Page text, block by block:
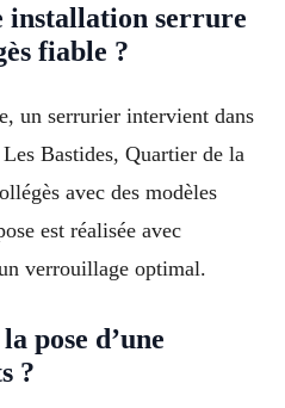
installation serrure
fiable ?
un serrurier intervient dans
Bastides, Quartier de la
avec des modèles
est réalisée avec
verrouillage optimal.
pose d’une
?